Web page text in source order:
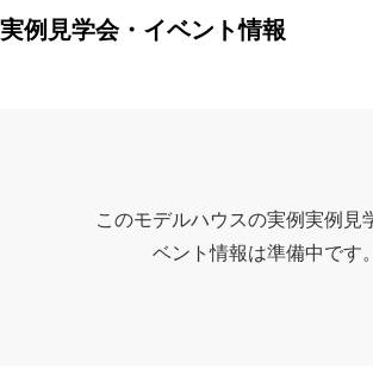
実例見学会・イベント情報
このモデルハウスの実例実例見
ベント情報は準備中です。